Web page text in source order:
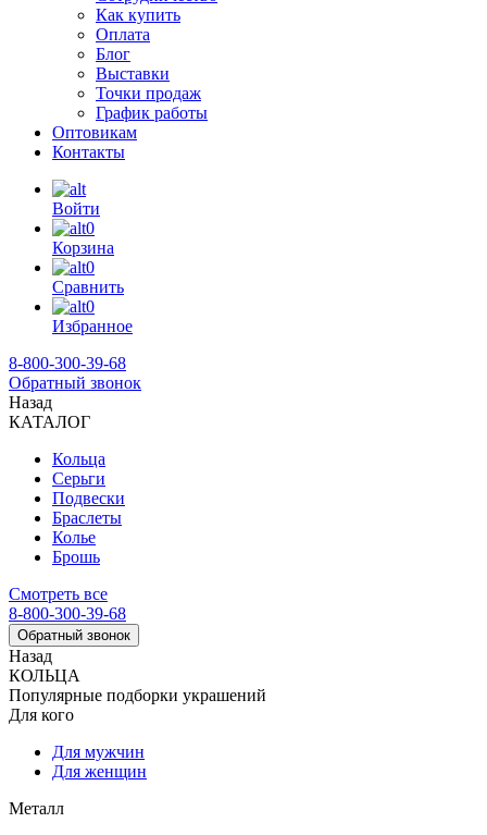
Как купить
Оплата
Блог
Выставки
Точки продаж
График работы
Оптовикам
Контакты
Войти
0
Корзина
0
Сравнить
0
Избранное
8-800-300-39-68
Обратный звонок
Назад
КАТАЛОГ
Кольца
Серьги
Подвески
Браслеты
Колье
Брошь
Смотреть все
8-800-300-39-68
Обратный звонок
Назад
КОЛЬЦА
Популярные подборки украшений
Для кого
Для мужчин
Для женщин
Металл